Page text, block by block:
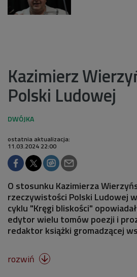
Kazimierz
Polski Ludowej
ostatnia aktualizacja:
11.03.2024 22:00
O stosunku Kazimierza
rzeczywistości Polski Ludowej
cyklu "Kręgi bliskości"
edytor wielu tomów poezji i
redaktor książki gromadzącej
rozwiń 